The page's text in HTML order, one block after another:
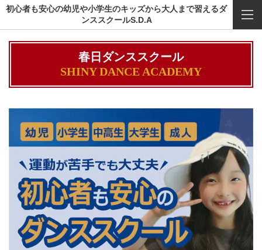
初心者も安心の幼児や小学生のキッズから大人まで習えるダ
ンススクールS.D.A
春日ダンススクール
SHINY DANCE ACADEMY